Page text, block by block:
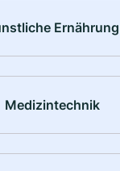
Ernährung
Medizintechnik